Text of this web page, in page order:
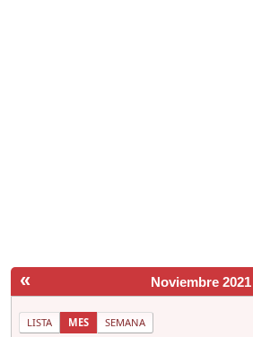
« Noviembre 2021
LISTA MES SEMANA